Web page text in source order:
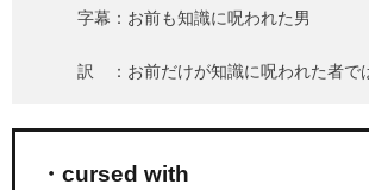
字幕：お前も知識に呪われた男
訳 ：お前だけが知識に呪われた者で
・cursed with